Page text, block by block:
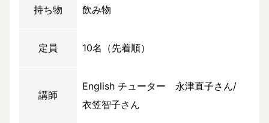
持ち物 飲み物
定員 10名（先着順）
講師
English チューター 永津直子さん/
衣笠智子さん